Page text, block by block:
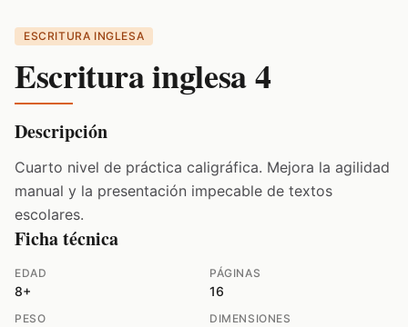
ESCRITURA INGLESA
Escritura inglesa 4
Descripción
Cuarto nivel de práctica caligráfica. Mejora la agilidad
manual y la presentación impecable de textos
escolares.
Ficha técnica
EDAD
8+
PÁGINAS
16
PESO DIMENSIONES